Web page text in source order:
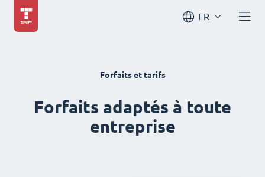
FR
Forfaits et tarifs
Forfaits adaptés à toute
entreprise